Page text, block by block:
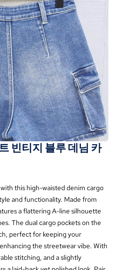
빈티지 블루 데님 카
this high-waisted denim cargo
and functionality. Made from
a flattering A-line silhouette
. The dual cargo pockets on the
, perfect for keeping your
the streetwear vibe. With
stitching, and a slightly